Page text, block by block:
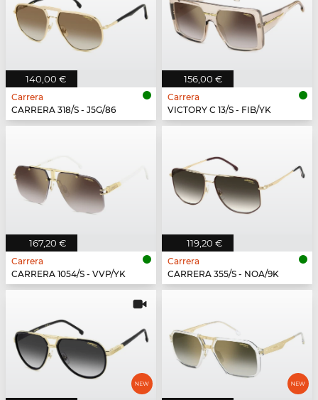
140,00 €
Carrera
CARRERA 318/S - J5G/86
156,00 €
Carrera
VICTORY C 13/S - FIB/YK
167,20 €
Carrera
CARRERA 1054/S - VVP/YK
119,20 €
Carrera
CARRERA 355/S - NOA/9K